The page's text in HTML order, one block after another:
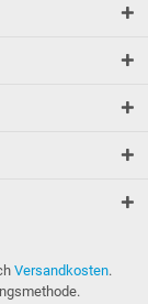
Versandkosten.